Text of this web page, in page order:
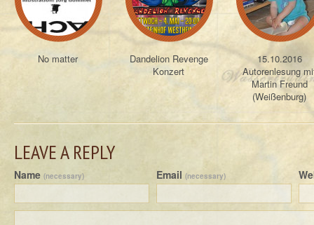
No matter
Dandelion Revenge
Konzert
15.10.2016
Autorenlesung
Martin Freund
(Weißenburg)
LEAVE A REPLY
Name (necessary) Email (necessary)